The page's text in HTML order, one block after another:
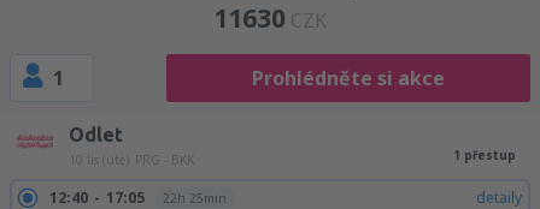
11630 CZK
1 Prohlédněte si akce
Odlet
10 lis (úte) PRG - BKK 1 přestup
12:40 17:05 22h 25min detaily